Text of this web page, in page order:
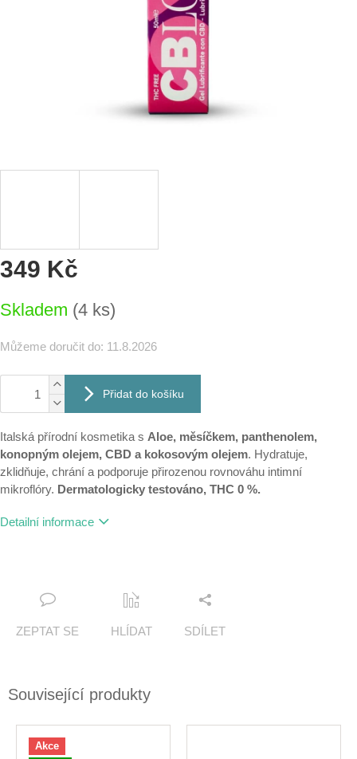
349 Kč
cena:
Skladem (4 ks)
Můžeme doručit do: 11.8.2026
Přidat do košíku
Italská přírodní kosmetika s Aloe, měsíčkem, panthenolem,
konopným olejem, CBD a kokosovým olejem. Hydratuje,
zklidňuje, chrání a podporuje přirozenou rovnováhu intimní
mikroflóry. Dermatologicky testováno, THC 0 %.
Detailní informace
ZEPTAT SE HLÍDAT SDÍLET
Související produkty
Akce